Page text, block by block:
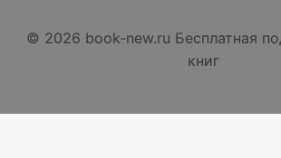
© 2026 book-new.ru Бесплатная
книг